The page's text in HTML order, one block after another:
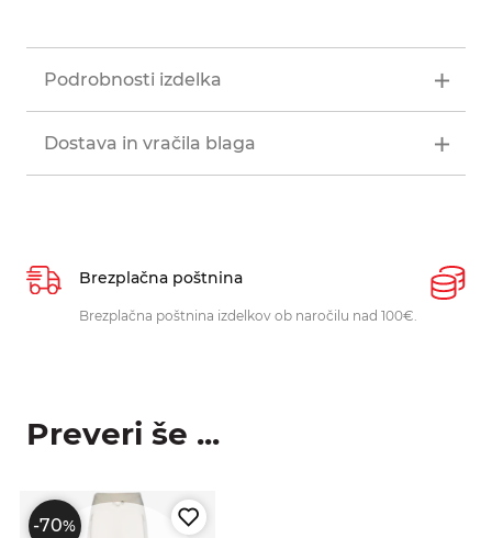
Podrobnosti izdelka
Dostava in vračila blaga
Brezplačna poštnina
Brezplačna poštnina izdelkov ob naročilu nad 100€.
Preveri še ...
-70%